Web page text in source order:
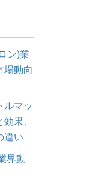
ン)業
場動向
ルマッ
果、
違い
界動